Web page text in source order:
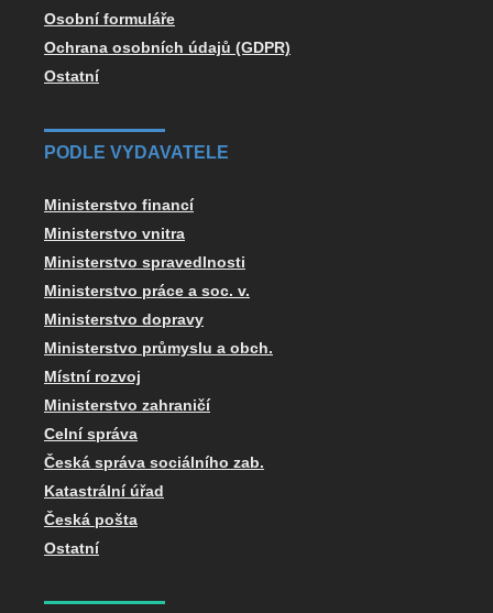
Osobní formuláře
Ochrana osobních údajů (GDPR)
Ostatní
PODLE VYDAVATELE
Ministerstvo financí
Ministerstvo vnitra
Ministerstvo spravedlnosti
Ministerstvo práce a soc. v.
Ministerstvo dopravy
Ministerstvo průmyslu a obch.
Místní rozvoj
Ministerstvo zahraničí
Celní správa
Česká správa sociálního zab.
Katastrální úřad
Česká pošta
Ostatní